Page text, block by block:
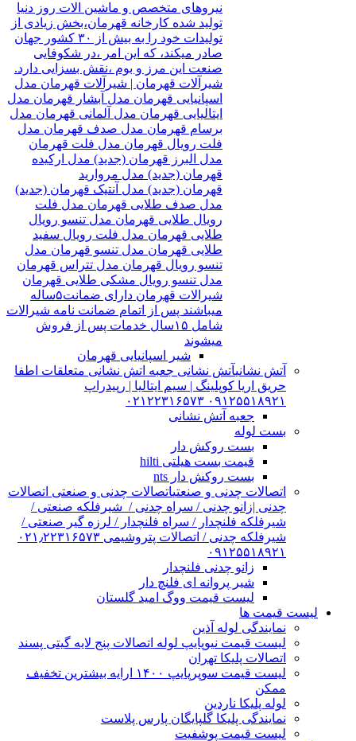
نیروهای متخصص و ماشین الات روز دنیا
تولید شده کارخانه قهرمان،بخش زیادی از
تولیدات خود را به بیش از ۳۰ کشور جهان
صادر میکند، که این امر ،در شکوفایی
صنعت این مرز و بوم ،نقش بسزایی دارد.
شیرآلات قهرمان | شیرآلات قهرمان مدل
اسپانیایی قهرمان مدل آبشار قهرمان مدل
ایتالیایی قهرمان مدل آلمانی قهرمان مدل
برسام قهرمان مدل صدف قهرمان مدل
فلت رویال قهرمان مدل فلت قهرمان
مدل البرز قهرمان (جدید) مدل ارکیده
قهرمان (جدید) مدل مروارید
قهرمان (جدید) مدل آنتیک قهرمان (جدید)
مدل صدف طلایی قهرمان مدل فلت
رویال طلایی قهرمان مدل تنسو رویال
طلایی قهرمان مدل فلت رویال سفید
طلایی قهرمان مدل تنسو قهرمان مدل
تنسو رویال قهرمان مدل تتراس قهرمان
مدل تنسو رویال مشکی طلایی قهرمان
شیرالات قهرمان دارای ضمانت۵ساله
میباشند پس از اتمام ضمانت نامه شیرالات
شامل ۱۵سال خدمات پس از فروش
میشوند
شیر اسپانیایی قهرمان
آتش نشانیآتش نشانی جعبه اتش نشانی متعلقات اطفا
حریق اریا کوپلینگ | سیم ایتالیا | رپیدراپ
۰۹۱۲۵۵۱۸۹۲۱ ۰۲۱۲۲۳۱۶۵۷۳
جعبه آتش نشانی
بست لوله
بست روکش دار
قیمت بست هیلتی hilti
بست روکش دار nts
اتصالات چدنی و صنعتیاتصالات چدنی و صنعتی اتصالات
چدنی |زانو چدنی / سراه چدنی / شیرفلکه صنعتی /
شیرفلکه فلنچدار / سراه فلنچدار / لرزه گیر صنعتی /
شیرفلکه چدنی / اتصالات پتروشیمی ۰۲۱٫۲۲۳۱۶۵۷۳
۰۹۱۲۵۵۱۸۹۲۱
زانو چدنی فلنچدار
شیر پروانه ای فلنچ دار
لیست قیمت ووگ امید گلستان
لیست قیمت ها
نمایندگی لوله آذین
لیست قیمت نیوپایپ لوله اتصالات پنج لایه گیتی پسند
اتصالات پلیکا تهران
لیست قیمت سوپرپایپ ۱۴۰۰ ارایه بیشترین تخفیف
ممکن
لوله پلیکا ناردین
نمایندگی پلیکا گلپایگان پارس پلاست
لیست قیمت پوشفیت